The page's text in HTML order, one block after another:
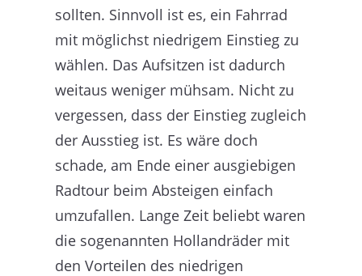
sollten. Sinnvoll ist es, ein Fahrrad
mit möglichst niedrigem Einstieg zu
wählen. Das Aufsitzen ist dadurch
weitaus weniger mühsam. Nicht zu
vergessen, dass der Einstieg zugleich
der Ausstieg ist. Es wäre doch
schade, am Ende einer ausgiebigen
Radtour beim Absteigen einfach
umzufallen. Lange Zeit beliebt waren
die sogenannten Hollandräder mit
den Vorteilen des niedrigen